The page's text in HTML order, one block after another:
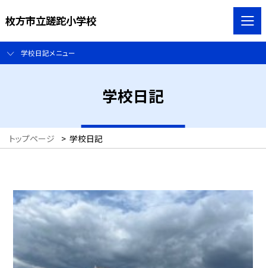
枚方市立蹉跎小学校
学校日記メニュー
学校日記
トップページ > 学校日記